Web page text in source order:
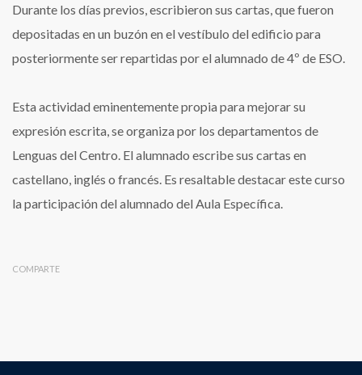
Durante los días previos, escribieron sus cartas, que fueron
depositadas en un buzón en el vestíbulo del edificio para
posteriormente ser repartidas por el alumnado de 4º de ESO.
Esta actividad eminentemente propia para mejorar su
expresión escrita, se organiza por los departamentos de
Lenguas del Centro. El alumnado escribe sus cartas en
castellano, inglés o francés. Es resaltable destacar este curso
la participación del alumnado del Aula Específica.
COMPARTE